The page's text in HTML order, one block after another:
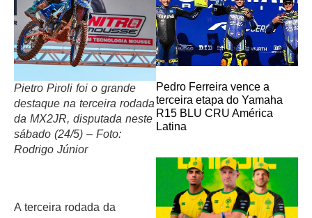
Pietro Piroli foi o grande
destaque na terceira rodada
da MX2JR, disputada neste
sábado (24/5) – Foto:
Rodrigo Júnior
A terceira rodada da
Pedro Ferreira vence a
terceira etapa do Yamaha
R15 BLU CRU América
Latina